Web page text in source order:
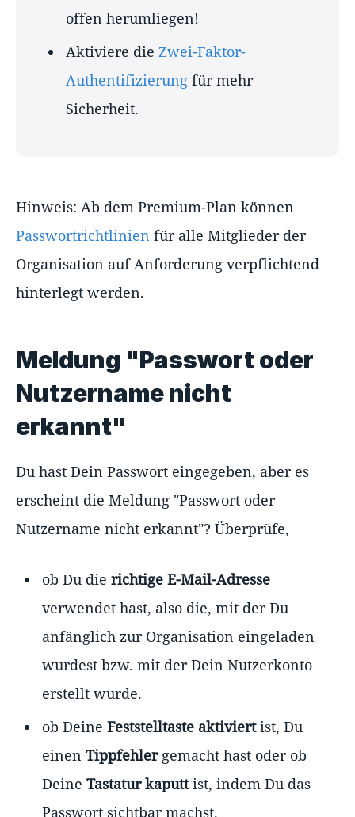
offen herumliegen!
Aktiviere die Zwei-Faktor-
Authentifizierung für mehr
Sicherheit.
Hinweis: Ab dem Premium-Plan können
Passwortrichtlinien für alle Mitglieder der
Organisation auf Anforderung verpflichtend
hinterlegt werden.
Meldung "Passwort oder
Nutzername nicht
erkannt"
Du hast Dein Passwort eingegeben, aber es
erscheint die Meldung "Passwort oder
Nutzername nicht erkannt"? Überprüfe,
ob Du die richtige E-Mail-Adresse
verwendet hast, also die, mit der Du
anfänglich zur Organisation eingeladen
wurdest bzw. mit der Dein Nutzerkonto
erstellt wurde.
ob Deine Feststelltaste aktiviertist, Du
einen Tippfehlergemacht hast oder ob
Deine Tastatur kaputtist, indem Du das
Passwort sichtbar machst.